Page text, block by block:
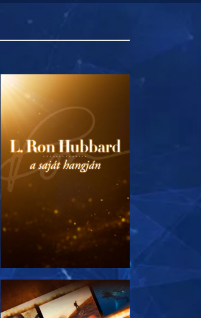
A SOROZAT RÉSZEI